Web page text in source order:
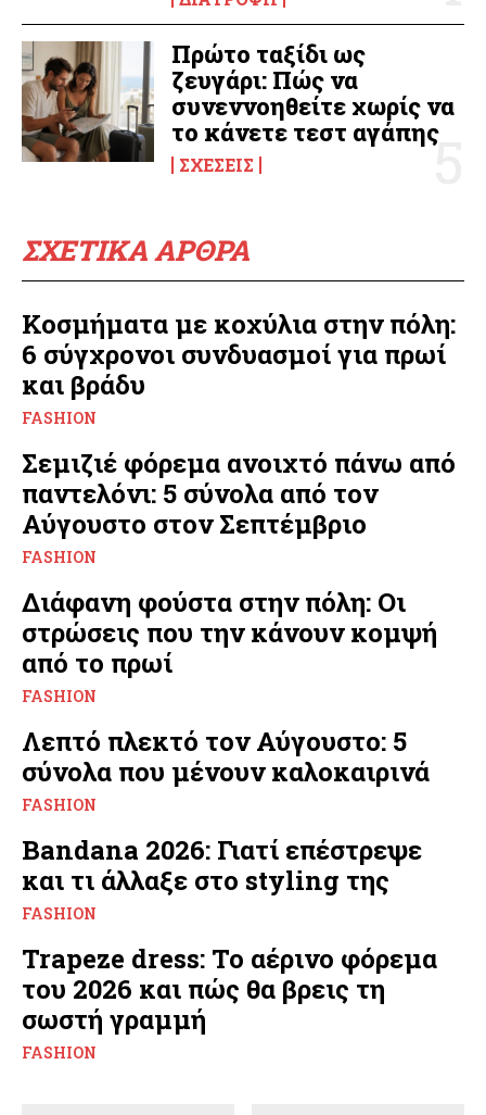
Πρώτο ταξίδι ως
ζευγάρι: Πώς να
συνεννοηθείτε χωρίς να
το κάνετε τεστ αγάπης
ΣΧΈΣΕΙΣ
ΣΧΕΤΙΚΑ ΑΡΘΡΑ
Κοσμήματα με κοχύλια στην πόλη:
6 σύγχρονοι συνδυασμοί για πρωί
και βράδυ
FASHION
Σεμιζιέ φόρεμα ανοιχτό πάνω από
παντελόνι: 5 σύνολα από τον
Αύγουστο στον Σεπτέμβριο
FASHION
Διάφανη φούστα στην πόλη: Οι
στρώσεις που την κάνουν κομψή
από το πρωί
FASHION
Λεπτό πλεκτό τον Αύγουστο: 5
σύνολα που μένουν καλοκαιρινά
FASHION
Bandana 2026: Γιατί επέστρεψε
και τι άλλαξε στο styling της
FASHION
Trapeze dress: Το αέρινο φόρεμα
του 2026 και πώς θα βρεις τη
σωστή γραμμή
FASHION